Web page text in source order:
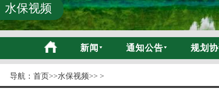
水保视频
新闻 通知公告 规划
导航： 首页>>水保视频>> >